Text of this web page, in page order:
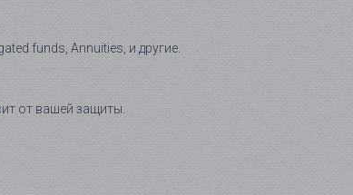
funds, Annuities, и другие.
от вашей защиты.